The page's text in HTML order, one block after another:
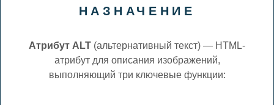
НАЗНАЧЕНИЕ
Атрибут ALT (альтернативный текст) — HTML-
атрибут для описания изображений,
выполняющий три ключевые функции: